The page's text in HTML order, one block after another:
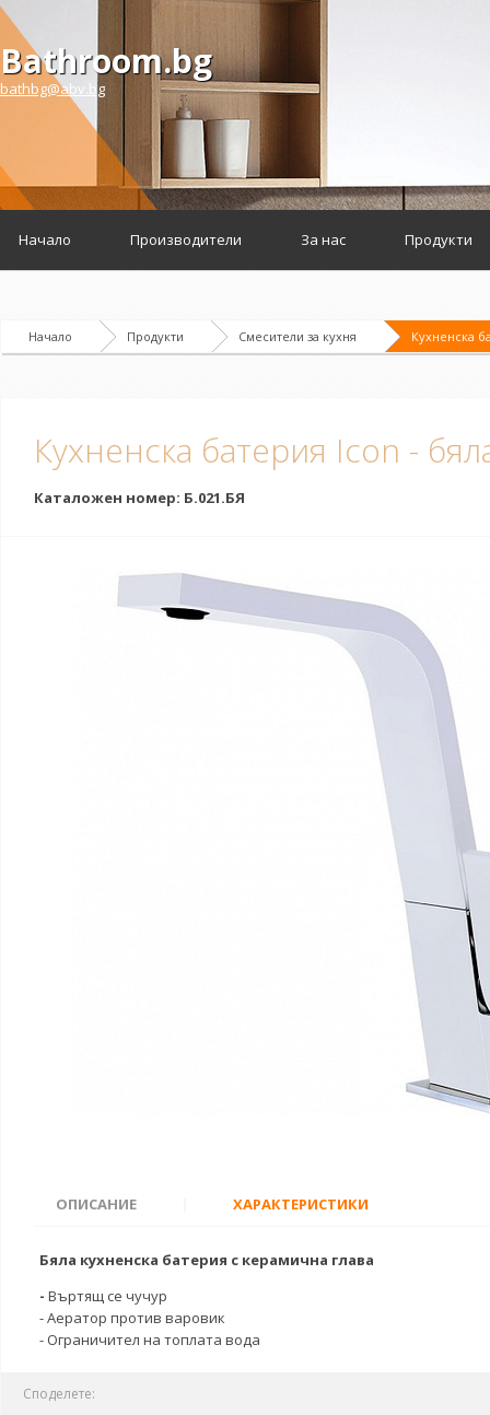
Bathroom.bg
bathbg@abv.bg
Начало Производители За нас Продукти
Начало Продукти Смесители за кухня Кухненска
Кухненска батерия Icon -
Каталожен номер: Б.021.БЯ
ОПИСАНИЕ ХАРАКТЕРИСТИКИ
Бяла кухненска батерия с керамична глава
- Въртящ се чучур
- Аератор против варовик
- Ограничител на топлата вода
Споделете: